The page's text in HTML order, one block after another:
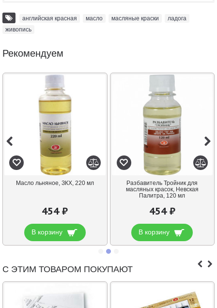
английская красная масло масляные краски ладога
живопись
Рекомендуем
Масло льняное, ЗКХ, 220 мл
454 ₽
В корзину
Разбавитель Тройник для
масляных красок, Невская
Палитра, 120 мл
454 ₽
В корзину
С ЭТИМ ТОВАРОМ ПОКУПАЮТ